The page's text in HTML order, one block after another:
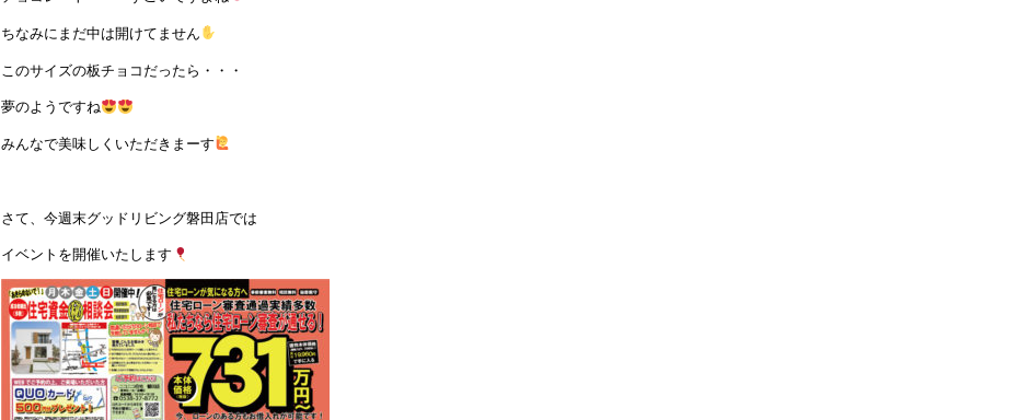
ちなみにまだ中は開けてません
このサイズの板チョコだったら・・・
夢のようですね
みんなで美味しくいただきまーす
さて、今週末グッドリビング磐田店では
イベントを開催いたします